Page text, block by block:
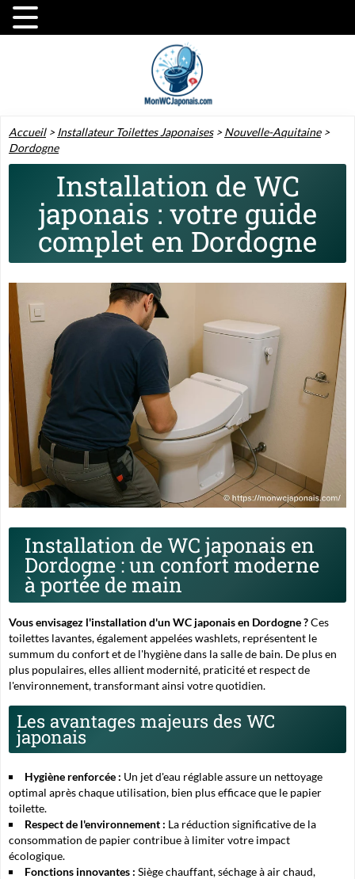
Accueil>Installateur Toilettes Japonaises>Nouvelle-Aquitaine>
Dordogne
Installation de WC
japonais : votre guide
complet en Dordogne
Installation de WC japonais en
Dordogne : un confort moderne
à portée de main
Vous envisagez l'installation d'un WC japonais en Dordogne ?Ces
toilettes lavantes, également appelées washlets, représentent le
summum du confort et de l'hygiène dans la salle de bain. De plus en
plus populaires, elles allient modernité, praticité et respect de
l'environnement, transformant ainsi votre quotidien.
Les avantages majeurs des WC
japonais
Hygiène renforcée : Un jet d'eau réglable assure un nettoyage
optimal après chaque utilisation, bien plus efficace que le papier
toilette.
Respect de l'environnement : La réduction significative de la
consommation de papier contribue à limiter votre impact
écologique.
Fonctions innovantes : Siège chauffant, séchage à air chaud,